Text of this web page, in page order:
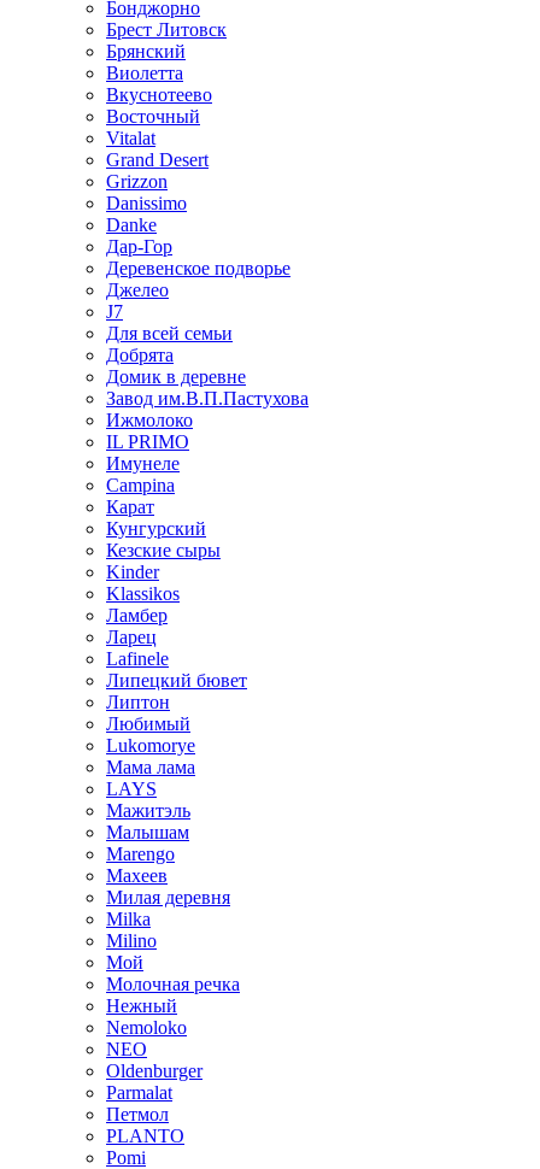
Бонджорно
Брест Литовск
Брянский
Виолетта
Вкуснотеево
Восточный
Vitalat
Grand Desert
Grizzon
Danissimo
Danke
Дар-Гор
Деревенское подворье
Джелео
J7
Для всей семьи
Добрята
Домик в деревне
Завод им.В.П.Пастухова
Ижмолоко
IL PRIMO
Имунеле
Campina
Карат
Кунгурский
Кезские сыры
Kinder
Klassikos
Ламбер
Ларец
Lafinele
Липецкий бювет
Липтон
Любимый
Lukomorye
Мама лама
LAYS
Мажитэль
Малышам
Marengo
Махеев
Милая деревня
Milka
Milino
Мой
Молочная речка
Нежный
Nemoloko
NEO
Oldenburger
Parmalat
Петмол
PLANTO
Pomi